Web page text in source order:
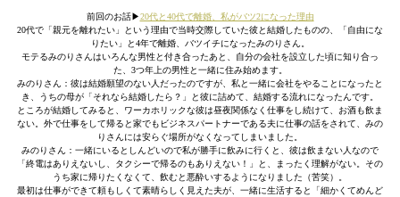
前回のお話▶︎20代と40代で離婚、私がバツ2になった理由
20代で「親元を離れたい」という理由で当時交際していた彼と結婚したものの、「自由にな
りたい」と4年で離婚、バツイチになったみのりさん。
モテるみのりさんはいろんな男性と付き合ったあと、自分の会社を設立した頃に知り合っ
た、3つ年上の男性と一緒に住み始めます。
みのりさん：彼は結婚願望のない人だったのですが、私と一緒に会社をやることになったと
き、うちの母が「それなら結婚したら？」と彼に詰めて、結婚する流れになったんです。
ところが結婚してみると、ワーカホリックな彼は昼夜関係なく仕事をし続けて、お酒も飲ま
ない。外で仕事をして帰ると家でもビジネスパートナーである夫に仕事の話をされて、みの
りさんには安らぐ場所がなくなってしまいました。
みのりさん：一緒にいるとしんどいので私が勝手に飲みに行くと、彼は飲まない人なので
「終電はありえないし、タクシーで帰るのもありえない！」と、まったく理解がない。その
うち家に帰りたくなくて、飲むと悪酔いするようになりました（苦笑）。
最初は仕事ができて頼もしくて素晴らしく見えた夫が、一緒に生活すると「細かくてめんど